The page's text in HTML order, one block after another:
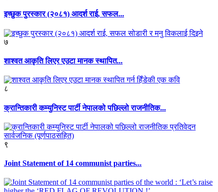
इच्छुक पुरस्कार (२०८१) आदर्श राई, सफल...
७
शाश्वत आकृति लिएर एउटा मानक स्थापित...
८
क्रान्तिकारी कम्युनिस्ट पार्टी नेपालको पछिल्लो राजनीतिक...
९
Joint Statement of 14 communist parties...